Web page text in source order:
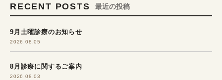
RECENT POSTS 最近の投稿
9月土曜診療のお知らせ
2026.08.05
8月診療に関するご案内
2026.08.03